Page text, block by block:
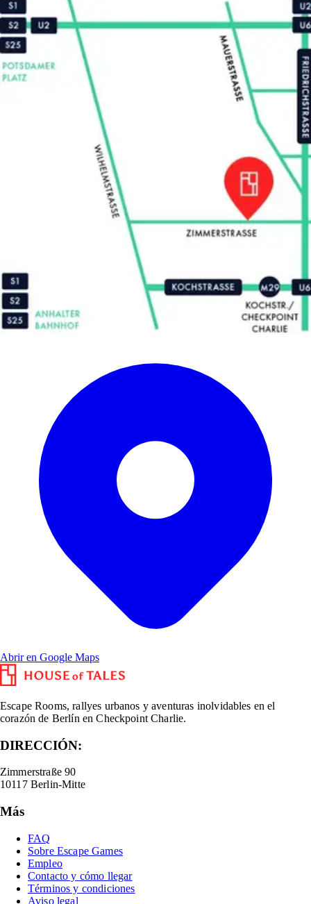
Abrir en Google Maps
Escape Rooms, rallyes urbanos y aventuras inolvidables en el
corazón de Berlín en Checkpoint Charlie.
DIRECCIÓN:
Zimmerstraße 90
10117 Berlin-Mitte
Más
FAQ
Sobre Escape Games
Empleo
Contacto y cómo llegar
Términos y condiciones
Aviso legal